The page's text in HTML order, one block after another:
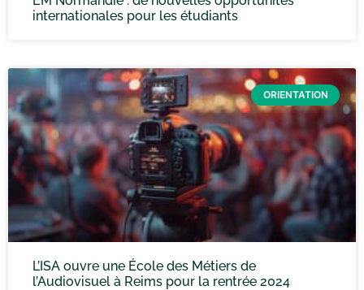
internationales pour les étudiants
ORIENTATION
L’ISA ouvre une École des Métiers de
l’Audiovisuel à Reims pour la rentrée 2024